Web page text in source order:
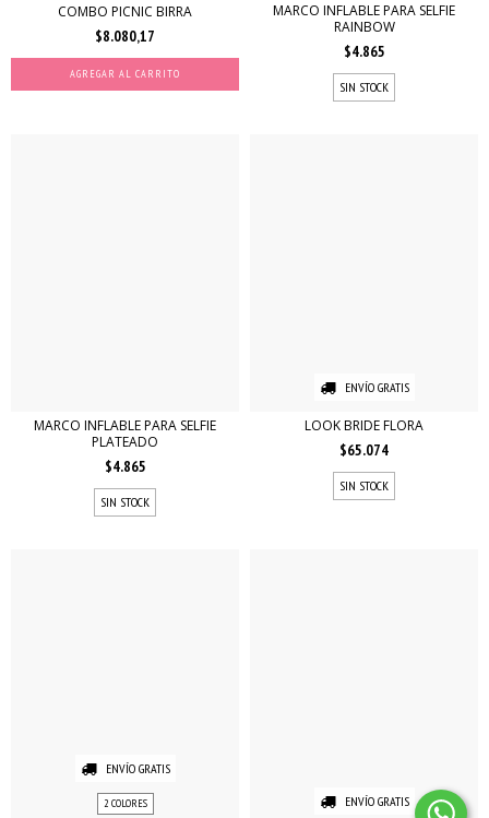
COMBO PICNIC BIRRA
$8.080,17
MARCO INFLABLE PARA SELFIE
RAINBOW
$4.865
SIN STOCK
MARCO INFLABLE PARA SELFIE
PLATEADO
$4.865
SIN STOCK
ENVÍO GRATIS
LOOK BRIDE FLORA
$65.074
SIN STOCK
ENVÍO GRATIS
2 COLORES ENVÍO GRATIS